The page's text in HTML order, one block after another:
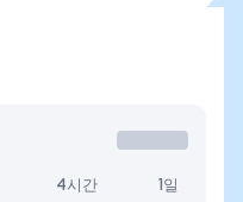
4시간 1일